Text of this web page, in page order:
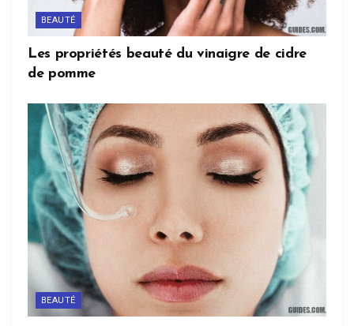
BEAUTÉ
Les propriétés beauté du vinaigre de cidre
de pomme
BEAUTÉ